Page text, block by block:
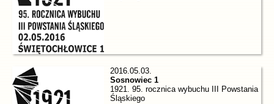
2016.05.03.
Sosnowiec 1
1921. 95. rocznica wybuchu III Powstania
Śląskiego